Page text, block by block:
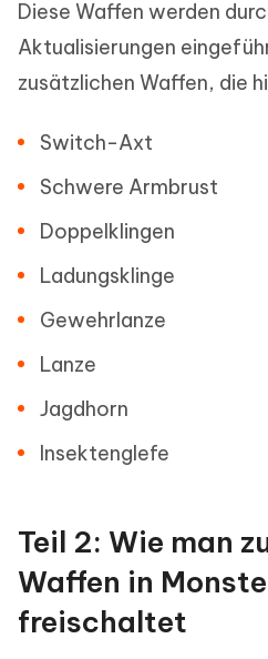
Diese Waffen werden
Aktualisierungen
zusätzlichen Waffen, die
Switch-Axt
Schwere Armbrust
Doppelklingen
Ladungsklinge
Gewehrlanze
Lanze
Jagdhorn
Insektenglefe
Teil 2: Wie man
Waffen in
freischaltet